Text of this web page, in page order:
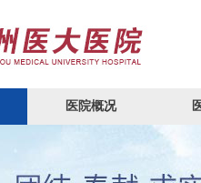
医院概况